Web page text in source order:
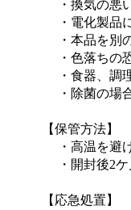
・換気の悪い
・電化製品に
・本品を別の
・色落ちの恐
・食器、調理
・除菌の場合
【保管方法】
・高温を避け
・開封後2ケ
【応急処置】